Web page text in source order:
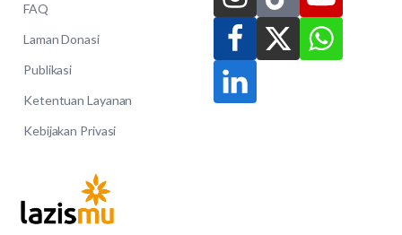
FAQ
Laman Donasi
Publikasi
Ketentuan Layanan
Kebijakan Privasi